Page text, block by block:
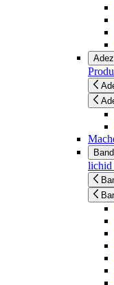
lichid